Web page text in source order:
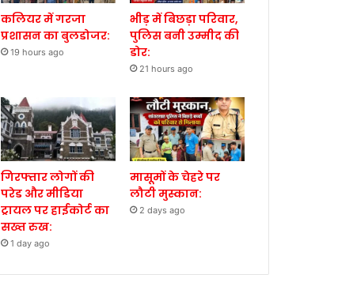
कलियर में गरजा
प्रशासन का बुलडोजर:
19 hours ago
भीड़ में बिछड़ा परिवार,
पुलिस बनी उम्मीद की
डोर:
21 hours ago
गिरफ्तार लोगों की
परेड और मीडिया
ट्रायल पर हाईकोर्ट का
सख्त रुख:
1 day ago
मासूमों के चेहरे पर
लौटी मुस्कान:
2 days ago